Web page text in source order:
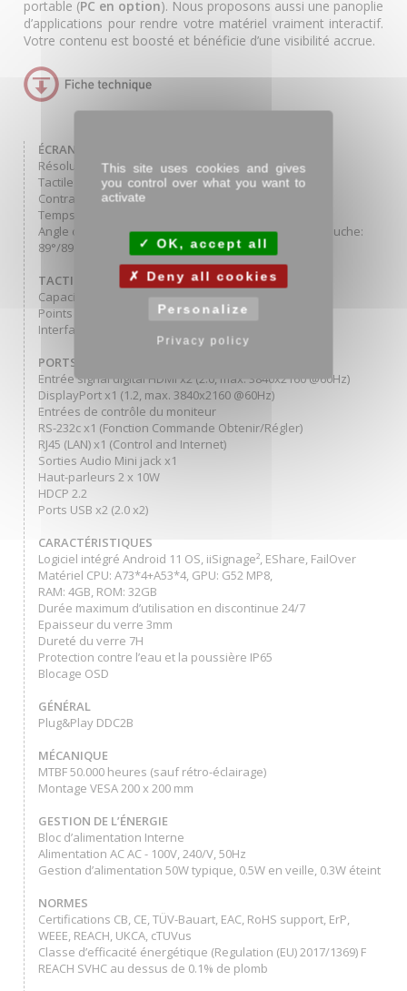
portable (PC en option). Nous proposons aussi une panoplie
d’applications pour rendre votre matériel vraiment interactif.
Votre contenu est boosté et bénéficie d’une visibilité accrue.
ÉCRAN 31.5’’
Résolution Full HD 1920x1080 px
Tactile capacitif multitouch 10 points
Contraste 1200:1
Temps de réponse 8 ms
Angle de vision horizontal/vertical: 178°/178°, droit/gauche:
89°/89°, en avant/en arrière: 89°/89°
TACTILE
Capacitif projeté
Points de contact 40
Interface tactile USB
PORTS ET CONNECTEURS
Entrée signal digital HDMI x2 (2.0, max. 3840x2160 @60Hz)
DisplayPort x1 (1.2, max. 3840x2160 @60Hz)
Entrées de contrôle du moniteur
RS-232c x1 (Fonction Commande Obtenir/Régler)
RJ45 (LAN) x1 (Control and Internet)
Sorties Audio Mini jack x1
Haut-parleurs 2 x 10W
HDCP 2.2
Ports USB x2 (2.0 x2)
CARACTÉRISTIQUES
Logiciel intégré Android 11 OS, iiSignage², EShare, FailOver
Matériel CPU: A73*4+A53*4, GPU: G52 MP8,
RAM: 4GB, ROM: 32GB
Durée maximum d’utilisation en discontinue 24/7
Epaisseur du verre 3mm
Dureté du verre 7H
Protection contre l’eau et la poussière IP65
Blocage OSD
GÉNÉRAL
Plug&Play DDC2B
MÉCANIQUE
MTBF 50.000 heures (sauf rétro-éclairage)
Montage VESA 200 x 200 mm
GESTION DE L’ÉNERGIE
Bloc d’alimentation Interne
Alimentation AC AC - 100V, 240/V, 50Hz
Gestion d’alimentation 50W typique, 0.5W en veille, 0.3W éteint
NORMES
Certifications CB, CE, TÜV-Bauart, EAC, RoHS support, ErP,
WEEE, REACH, UKCA, cTUVus
Classe d’efficacité énergétique (Regulation (EU) 2017/1369) F
REACH SVHC au dessus de 0.1% de plomb
This site uses cookies and gives
you control over what you want to
activate
OK, accept all
Deny all cookies
Personalize
Privacy policy